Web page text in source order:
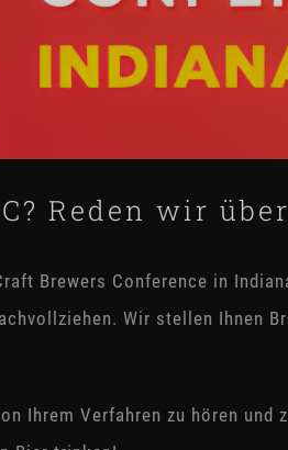
Reden wir
Brewers Conference in
Wir stellen Ihnen
Ihrem Verfahren zu hören